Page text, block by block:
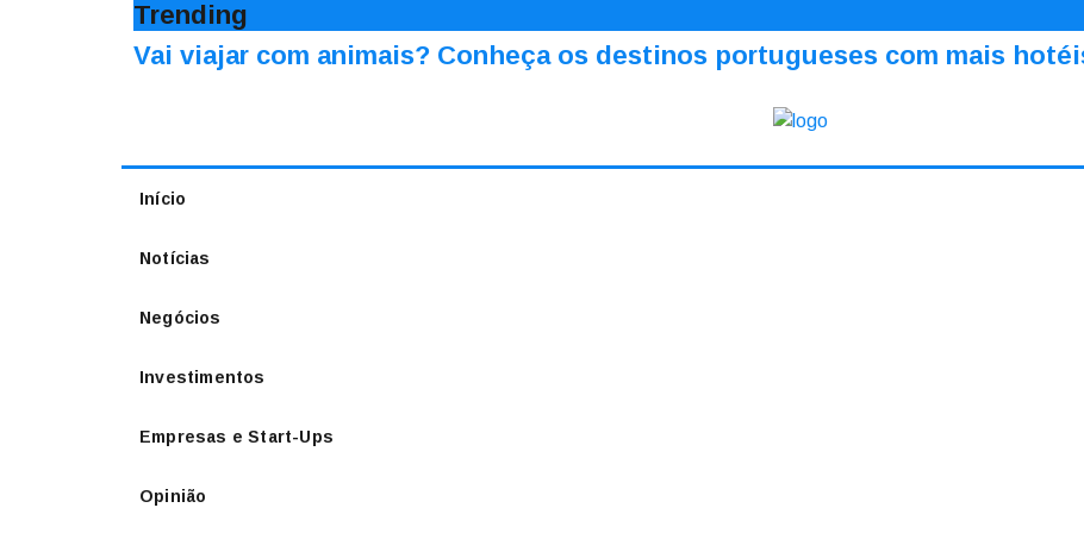
Trending
Vai viajar com animais? Conheça os destinos portugueses com mais
Início
Notícias
Negócios
Investimentos
Empresas e Start-Ups
Opinião